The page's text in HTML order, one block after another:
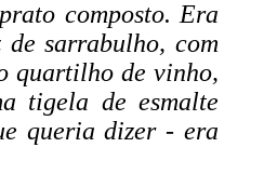
composto. Era
sarrabulho, com
quartilho de vinho,
tigela de esmalte
queria dizer - era